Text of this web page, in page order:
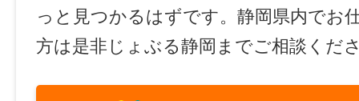
っと見つかるはずです。静岡県内でお
方は是非じょぶる静岡までご相談くだ